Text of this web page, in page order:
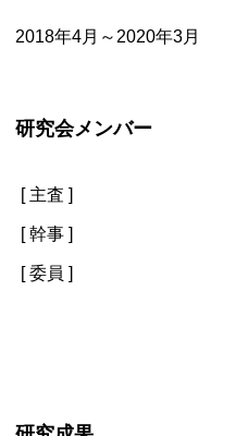
2018年4月～2020年3月
研究会メンバー
[ 主査 ]
[ 幹事 ]
[ 委員 ]